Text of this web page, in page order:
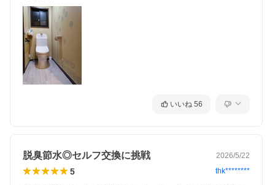
いいね 56
脱臭節水◎セルフ交換に挑戦 2026/5/22
5 thk********